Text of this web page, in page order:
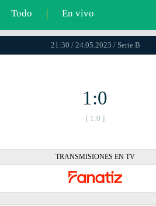
Todo | En vivo
21:30 / 24.05.2023 / Serie B
1:0
[ 1:0 ]
TRANSMISIONES EN TV